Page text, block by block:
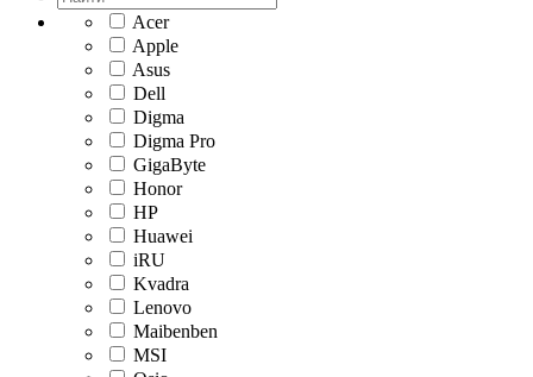
Acer
Apple
Asus
Dell
Digma
Digma Pro
GigaByte
Honor
HP
Huawei
iRU
Kvadra
Lenovo
Maibenben
MSI